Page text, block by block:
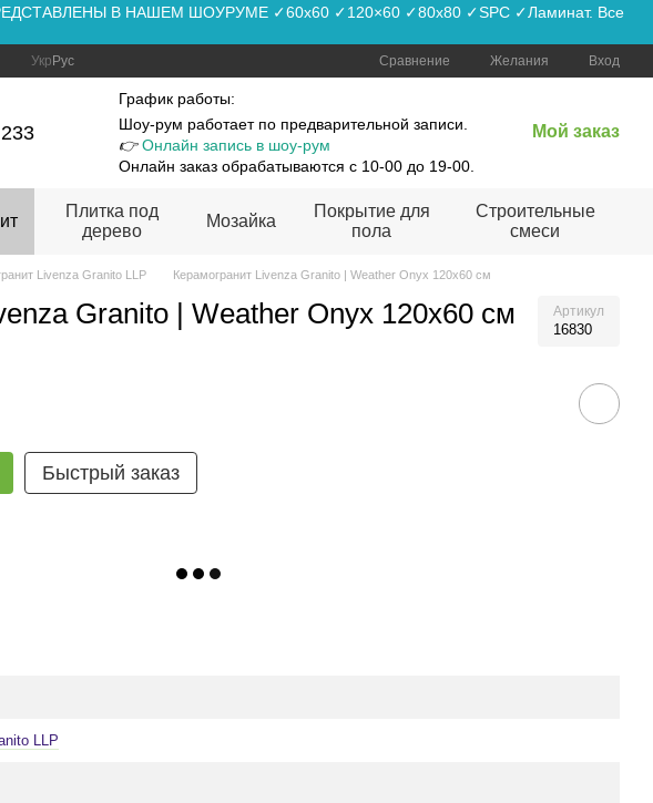
В НАШЕМ ШОУРУМЕ ✓60x60 ✓120×60 ✓80x80 ✓SPC ✓Ламинат. Все
Укр Рус Сравнение Желания Вход
График работы:
Шоу-рум работает по предварительной записи.
👉Онлайн запись в шоу-рум
Онлайн заказ обрабатываются с 10-00 до 19-00.
Мой заказ
Плитка под
дерево
Мозайка
Покрытие для
пола
Строительные
смеси
Livenza Granito LLP Керамогранит Livenza Granito | Weather Onyx 120x60 см
Granito | Weather Onyx 120x60 см Артикул
16830
Быстрый заказ
LLP